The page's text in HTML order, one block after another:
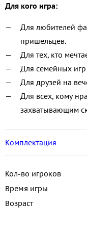
Для кого игра:
Для любителей
пришельцев.
Для тех, кто
Для семейных
Для друзей на
Для всех, кому
захватывающим
Комплектация
Кол-во игроков
Время игры
Возраст